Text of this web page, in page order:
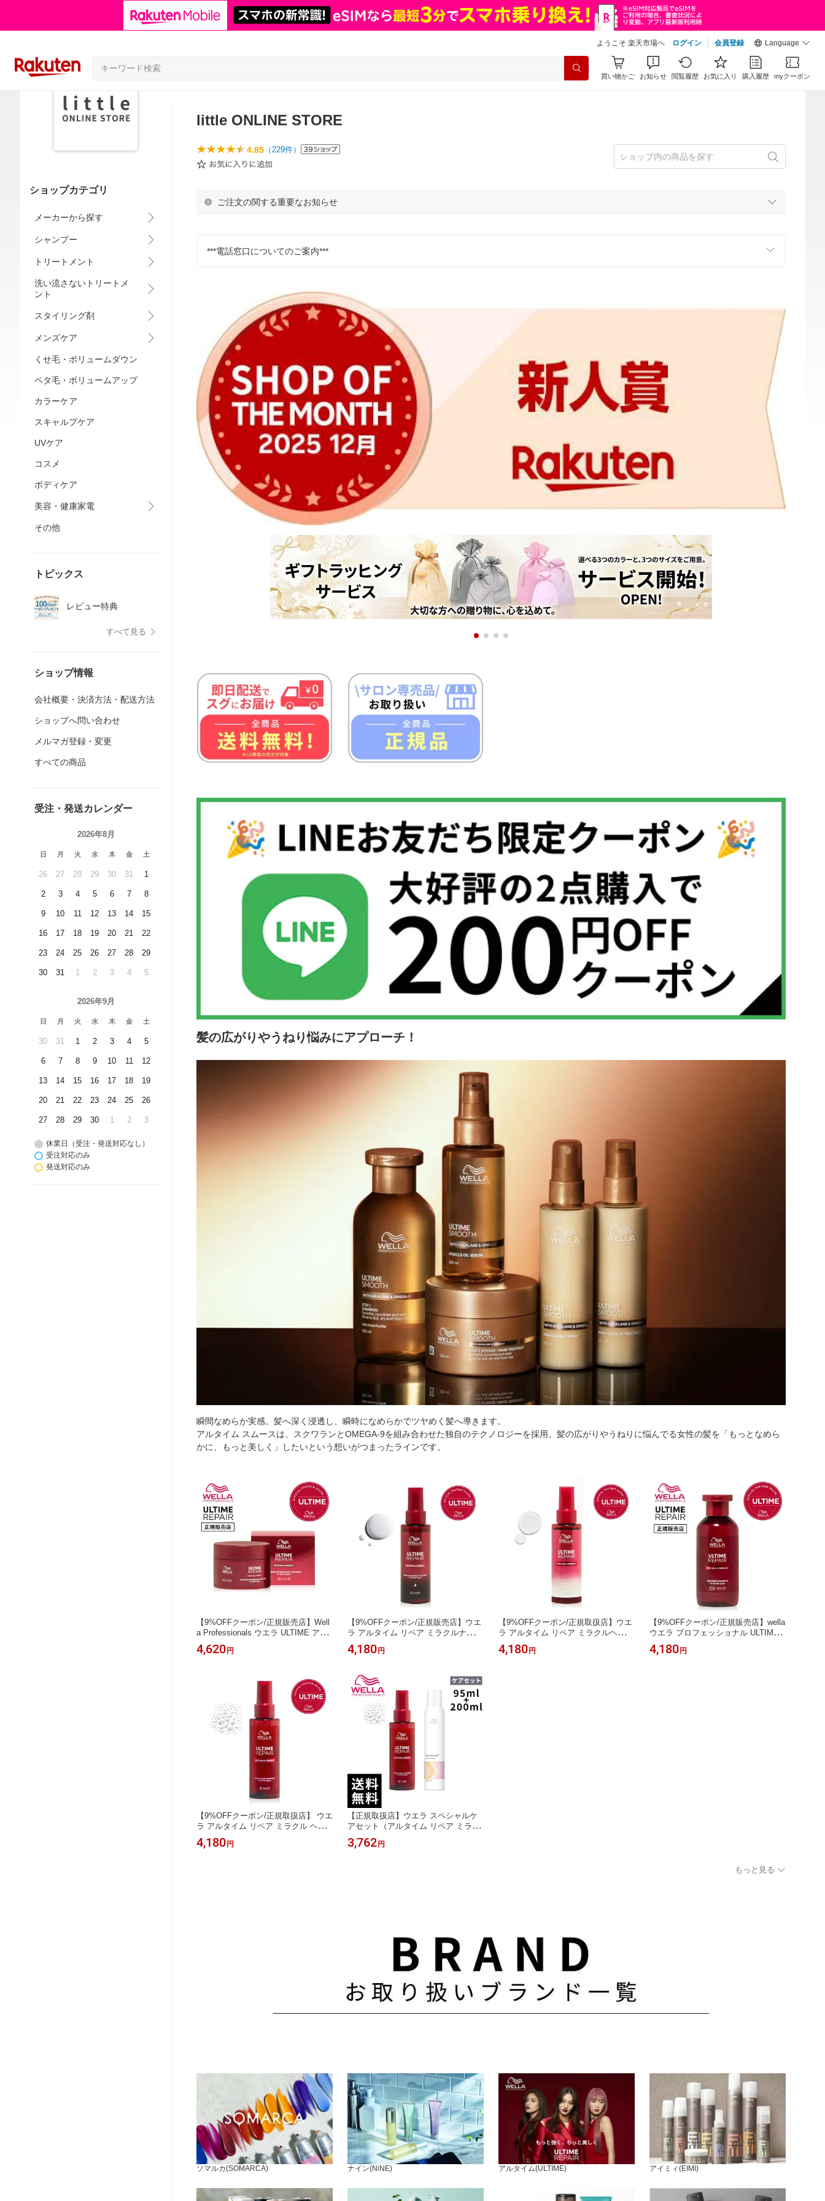
ようこそ 楽天市場へ ログイン 会員登録 Language
買い物かご お知らせ 閲覧履歴 お気に入り 購入履歴 myクーポン
ショップカテゴリ
メーカーから探す
シャンプー
トリートメント
洗い流さないトリートメ
ント
スタイリング剤
メンズケア
くせ毛・ボリュームダウン
ペタ毛・ボリュームアップ
カラーケア
スキャルプケア
UVケア
コスメ
ボディケア
美容・健康家電
その他
トピックス
レビュー特典
すべて見る
ショップ情報
会社概要・決済方法・配送方法
ショップへ問い合わせ
メルマガ登録・変更
すべての商品
受注・発送カレンダー
2026年8月
日 月 火 水 木 金 土
26 27 28 29 30 31 1
2 3 4 5 6 7 8
9 10 11 12 13 14 15
16 17 18 19 20 21 22
23 24 25 26 27 28 29
30 31 1 2 3 4 5
2026年9月
日 月 火 水 木 金 土
30 31 1 2 3 4 5
6 7 8 9 10 11 12
13 14 15 16 17 18 19
20 21 22 23 24 25 26
27 28 29 30 1 2 3
休業日（受注・発送対応なし）
受注対応のみ
発送対応のみ
little ONLINE STORE
4.85 （229件）
ご注文の関する重要なお知らせ
***電話窓口についてのご案内***
髪の広がりやうねり悩みにアプローチ！
瞬間なめらか実感。髪へ深く浸透し、瞬時になめらかでツヤめく髪へ導きます。
アルタイム スムースは、スクワランとOMEGA-9を組み合わせた独自のテクノロジーを採用。髪の広がりやうねりに悩んでる女性の髪を「もっとなめら
かに、もっと美しく」したいという想いがつまったラインです。
【9%OFFクーポン/正規販売店】Well
a Professionals ウエラ ULTIME アル
タイム リペア インテンス マスク 150
ml【正規取扱店/最短即日出荷】
4,620 円
【9%OFFクーポン/正規販売店】ウエ
ラ アルタイム リペア ミラクルナイト
トリートメント 95ml【正規取扱店/最
短当日出荷】
4,180 円
【9%OFFクーポン/正規取扱店】ウエ
ラ アルタイム リペア ミラクルヘアオ
イル 95mL【正規取扱店/最短当日出
荷】
4,180 円
【9%OFFクーポン/正規販売店】wella
ウエラ プロフェッショナル ULTIME
アルタイム リペア シャンプー 250ml
【最短当日出荷/正規取扱店】
4,180 円
【9%OFFクーポン/正規取扱店】 ウエ
ラ アルタイム リペア ミラクル ヘア
トリートメント 95mL【最短当日出荷/
サロン専売品】
4,180 円
【正規取扱店】ウエラ スペシャルケ
アセット（アルタイム リペア ミラク
ル ヘアトリートメント 95mL＋カラー
モーション+ ルミナススプレー）【最
3,762 円
もっと見る
ソマルカ(SOMARCA) ナイン(NiNE) アルタイム(ULTIME) アイミィ(EIMI)